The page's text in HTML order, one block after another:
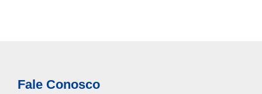
Fale Conosco